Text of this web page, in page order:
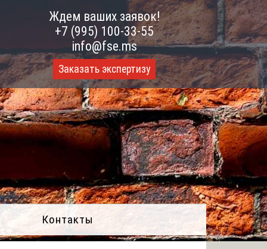
Ждем ваших заявок!
+7 (995) 100-33-55
info@fse.ms
Заказать экспертизу
Контакты